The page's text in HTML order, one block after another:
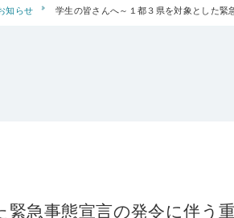
知らせ 学生の皆さんへ～１都３県を対象とした緊
急事態宣言の発令に伴う